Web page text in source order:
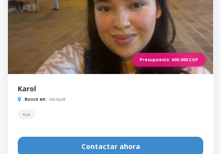
Presupuesto: 600.000COP
Karol
Busco en: cacique
N/A
Contactar ahora